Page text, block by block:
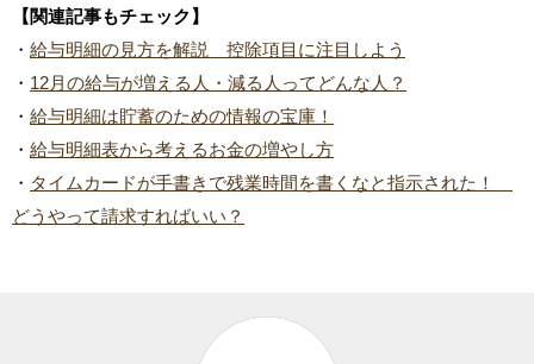
【関連記事もチェック】
・ 給与明細の見方を解説 控除項目に注目しよう
・ 12月の給与が増える人・減る人ってどんな人？
・ 給与明細は貯蓄のための情報の宝庫！
・ 給与明細表から考えるお金の増やし方
・ タイムカードが手書きで残業時間を書くなと指示された！
どうやって請求すればいい？